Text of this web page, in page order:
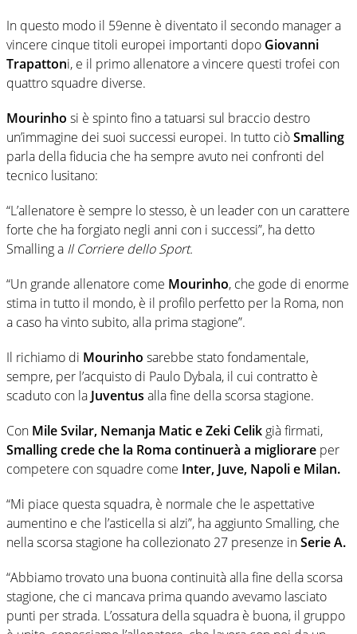
In questo modo il 59enne è diventato il secondo manager a
vincere cinque titoli europei importanti dopo Giovanni
Trapattoni, e il primo allenatore a vincere questi trofei con
quattro squadre diverse.
Mourinho si è spinto fino a tatuarsi sul braccio destro
un’immagine dei suoi successi europei. In tutto ciòSmalling
parla della fiducia che ha sempre avuto nei confronti del
tecnico lusitano:
“L’allenatore è sempre lo stesso, è un leader con un carattere
forte che ha forgiato negli anni con i successi”, ha detto
Smalling a Il Corriere dello Sport.
“Un grande allenatore come Mourinho, che gode di enorme
stima in tutto il mondo, è il profilo perfetto per la Roma, non
a caso ha vinto subito, alla prima stagione”.
Il richiamo di Mourinho sarebbe stato fondamentale,
sempre, per l’acquisto di Paulo Dybala, il cui contratto è
scaduto con la Juventus alla fine della scorsa stagione.
Con Mile Svilar, Nemanja Matic e Zeki Celik già firmati,
Smalling crede che la Roma continuerà a migliorare per
competere con squadre come Inter, Juve, Napoli e Milan.
“Mi piace questa squadra, è normale che le aspettative
aumentino e che l’asticella si alzi”, ha aggiunto Smalling, che
nella scorsa stagione ha collezionato 27 presenze inSerie A.
“Abbiamo trovato una buona continuità alla fine della scorsa
stagione, che ci mancava prima quando avevamo lasciato
punti per strada. L’ossatura della squadra è buona, il gruppo